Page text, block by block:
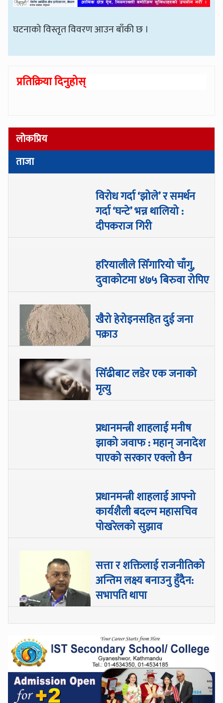
घटनाको विस्तृत विवरण आउन बाँकी छ ।
प्रतिक्रिया दिनुहोस्
लोकप्रिय
ताजा
विरोध गर्दा ‘झोले’ र समर्थन
गर्दा ‘घन्टे’ भन्न थालियो :
दीपकराज गिरी
हरियालीले सिँगारियो चाँगु,
दुवाकोटमा ४७५ बिरुवा रोपिए
खैरो हेरोइनसहित दुई जना
पक्राउ
सिँढीबाट लडेर एक जनाको
मृत्यु
प्रधानमन्त्री शाहलाई मनीष
झाको जवाफ : महान् जनादेश
पाएको सरकार एक्लो छैन
प्रधानमन्त्री शाहलाई आफ्नो
कार्यशैली बदल्न महासचिव
पोखरेलको सुझाव
सत्ता र शक्तिलाई राजनीतिको
अन्तिम लक्ष्य बनाउनु हुँदैन:
सभापति थापा